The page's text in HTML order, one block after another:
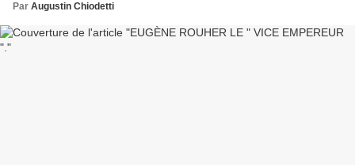
Par Augustin Chiodetti